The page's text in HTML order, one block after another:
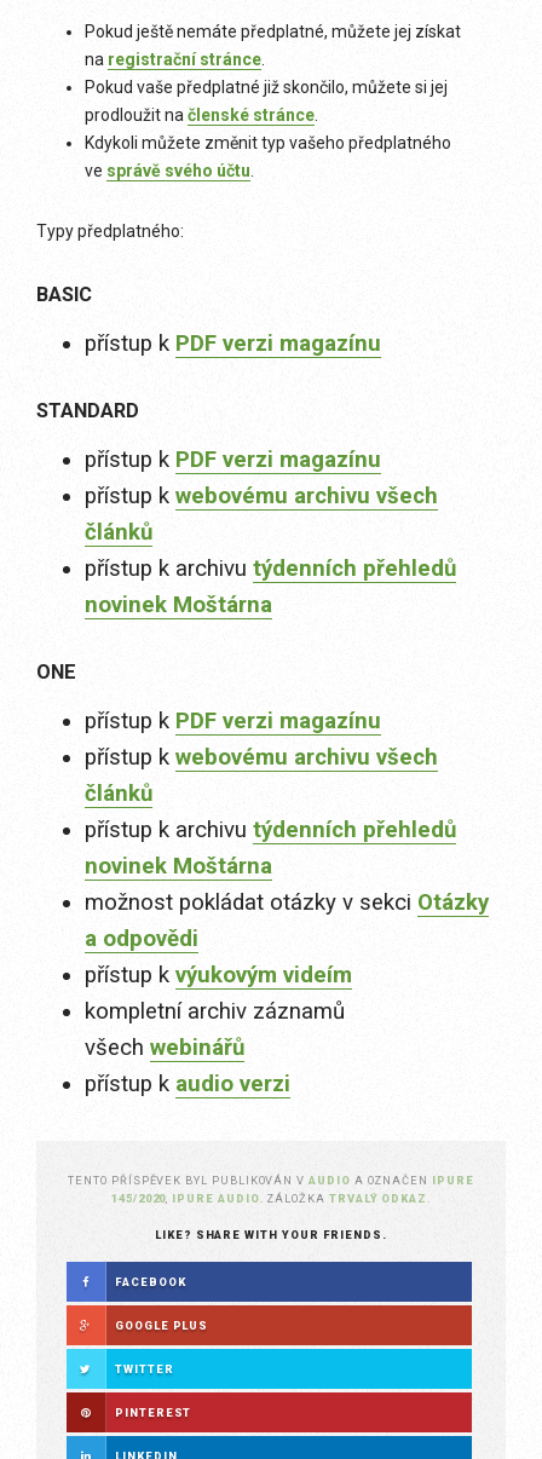
Pokud ještě nemáte předplatné, můžete jej získat
na registrační stránce
Pokud vaše předplatné již skončilo, můžete si jej
prodloužit na členské stránce
Kdykoli můžete změnit typ vašeho předplatného
ve správě svého účtu
Typy předplatného:
BASIC
přístup k PDF verzi magazínu
STANDARD
přístup k PDF verzi magazínu
přístup k webovému archivu všech
článků
přístup k archivu týdenních přehledů
novinek Moštárna
ONE
přístup k PDF verzi magazínu
přístup k webovému archivu všech
článků
přístup k archivu týdenních přehledů
novinek Moštárna
možnost pokládat otázky v sekci Otázky
a odpovědi
přístup k výukovým videím
kompletní archiv záznamů
všech webinářů
přístup k audio verzi
TENTO PŘÍSPĚVEK BYL PUBLIKOVÁN VAUDIO A OZNAČEN IPURE
145/2020 IPURE AUDIO . ZÁLOŽKA TRVALÝ ODKAZ
LIKE? SHARE WITH YOUR FRIENDS.
FACEBOOK
GOOGLE PLUS
TWITTER
PINTEREST
LINKEDIN